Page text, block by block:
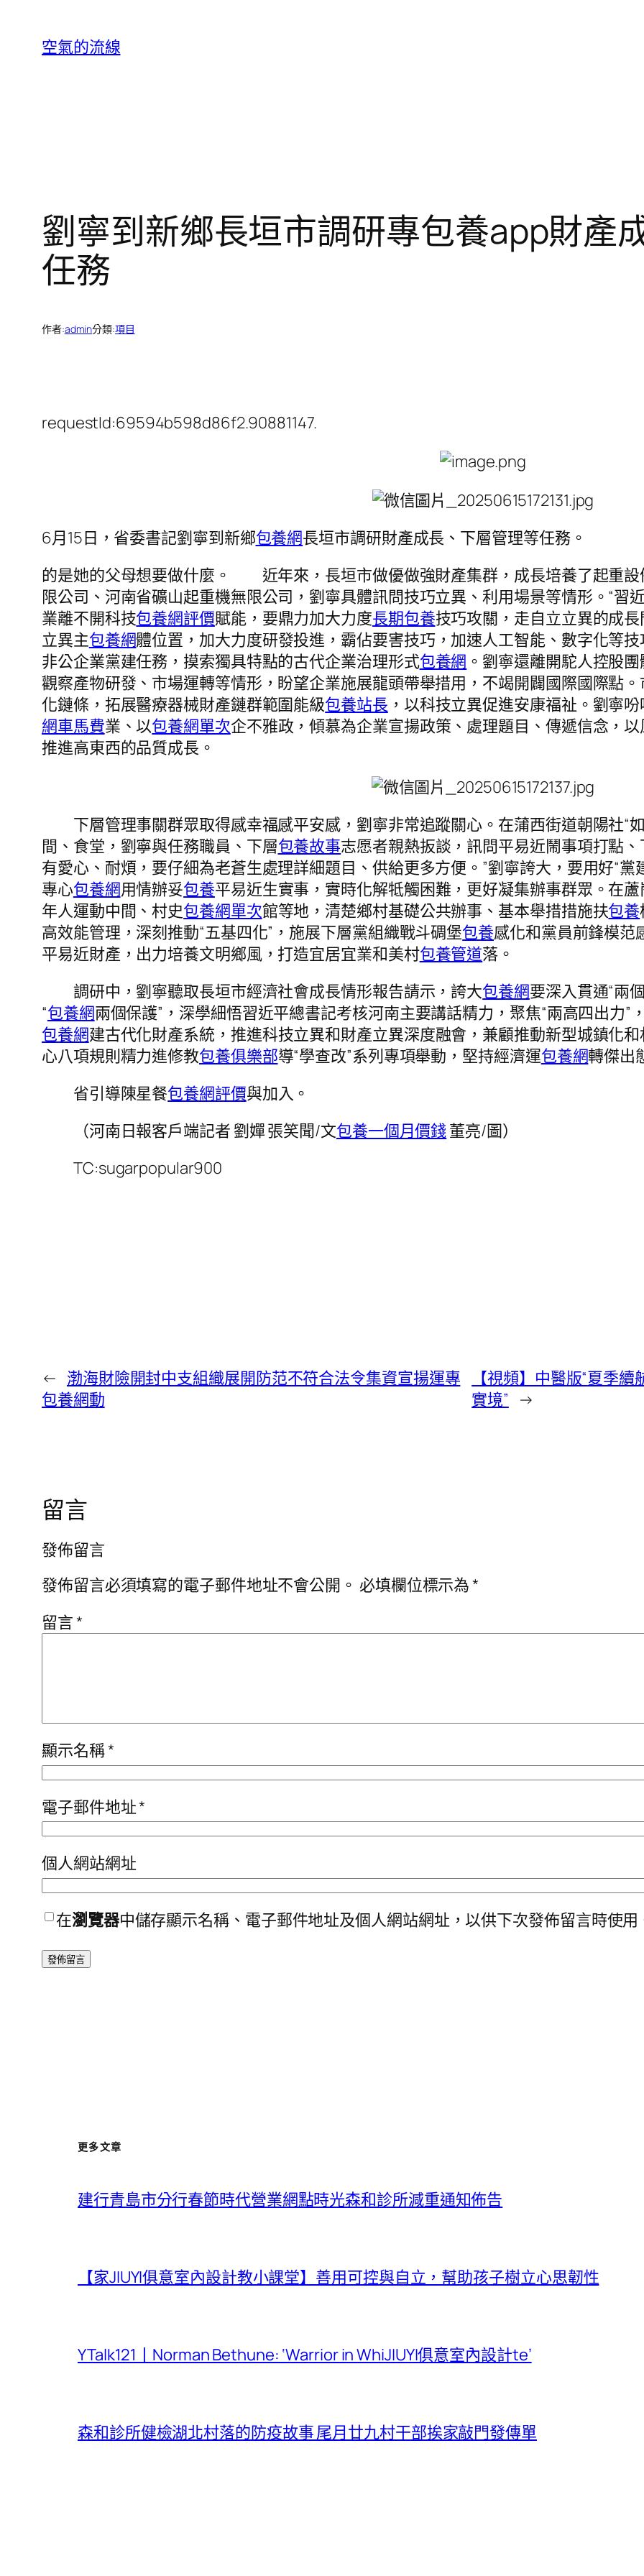
空氣的流線
劉寧到新鄉長垣市調研專包養app財產
任務
作者:admin分類:項目
requestId:69594b598d86f2.90881147.
6月15日，省委書記劉寧到新鄉包養網長垣市調研財產成長、下層管理等任務。
的是她的父母想要做什麼。 近年來，長垣市做優做強財產集群，成長培養了起重設
限公司、河南省礦山起重機無限公司，劉寧具體訊問技巧立異、利用場景等情形。“習
業離不開科技包養網評價賦能，要鼎力加大力度長期包養技巧攻關，走自立立異的成
立異主包養網體位置，加大力度研發投進，霸佔要害技巧，加速人工智能、數字化等
非公企業黨建任務，摸索獨具特點的古代企業治理形式包養網 。劉寧還離開駝人控股
觀察產物研發、市場運轉等情形，盼望企業施展龍頭帶舉措用，不竭開闢國際國際點
化鏈條，拓展醫療器械財產鏈群範圍能級包養站長 ，以科技立異促進安康福祉。劉寧
網車馬費業、以包養網單次企不雅政，傾慕為企業宣揚政策、處理題目、傳遞信念，
推進高東西的品質成長。
下層管理事關群眾取得感幸福感平安感，劉寧非常追蹤關心。在蒲西街道朝陽社“
間、食堂，劉寧與任務職員、下層包養故事志愿者親熱扳談，訊問平易近鬧事項打點
有愛心、耐煩，要仔細為老蒼生處理詳細題目、供給更多方便。”劉寧誇大，要用好“
專心包養網用情辦妥包養平易近生實事，實時化解牴觸困難，更好凝集辦事群眾。在
年人運動中間、村史包養網單次館等地，清楚鄉村基礎公共辦事、基本舉措措施扶包養
高效能管理，深刻推動“五基四化”，施展下層黨組織戰斗碉堡包養感化和黨員前鋒模范
平易近財產，出力培養文明鄉風，打造宜居宜業和美村包養管道落。
調研中，劉寧聽取長垣市經濟社會成長情形報告請示，誇大包養網要深入貫通“兩
“包養網兩個保護”，深學細悟習近平總書記考核河南主要講話精力，聚焦“兩高四出力
包養網建古代化財產系統，推進科技立異和財產立異深度融會，兼顧推動新型城鎮化
心八項規則精力進修教包養俱樂部導“學查改”系列專項舉動，堅持經濟運包養網轉傑出
省引導陳星餐包養網評價與加入。
（河南日報客戶端記者 劉嬋 張笑聞/文包養一個月價錢董亮/圖）
TC:sugarpopular900
← 渤海財險開封中支組織展開防范不符合法令集資宣揚運專
包養網動
【視頻】中醫版“夏季
實境” →
留言
發佈留言
發佈留言必須填寫的電子郵件地址不會公開。 必填欄位標示為*
留言*
顯示名稱*
電子郵件地址*
個人網站網址
在瀏覽器中儲存顯示名稱、電子郵件地址及個人網站網址，以供下次發佈留言時使用
更多文章
建行青島市分行春節時代營業網點時光森和診所減重通知佈告
【家JIUYI俱意室內設計教小課堂】善用可控與自立，幫助孩子樹立心思韌性
YTalk121丨Norman Bethune: ‘Warrior in WhiJIUYI俱意室內設計te’
森和診所健檢湖北村落的防疫故事 尾月廿九村干部挨家敲門發傳單